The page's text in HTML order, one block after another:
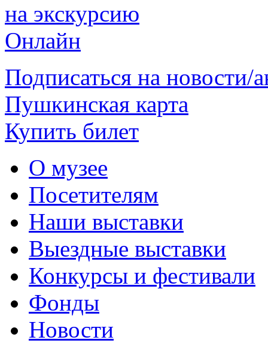
на экскурсию
Онлайн
Подписаться на новости/
Пушкинская карта
Купить билет
О музее
Посетителям
Наши выставки
Выездные выставки
Конкурсы и фестивали
Фонды
Новости